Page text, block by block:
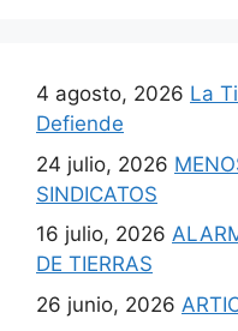
4 agosto, 2026 La
Defiende
24 julio, 2026
SINDICATOS
16 julio, 2026
DE TIERRAS
26 junio, 2026